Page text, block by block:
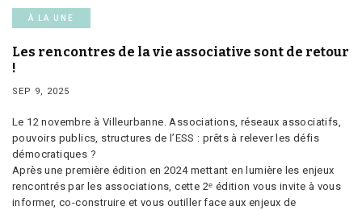
À LA UNE
Les rencontres de la vie associative sont de retour
!
SEP 9, 2025
Le 12 novembre à Villeurbanne. Associations, réseaux associatifs,
pouvoirs publics, structures de l’ESS : prêts à relever les défis
démocratiques ?
Après une première édition en 2024 mettant en lumière les enjeux
rencontrés par les associations, cette 2ᵉ édition vous invite à vous
informer, co-construire et vous outiller face aux enjeux de